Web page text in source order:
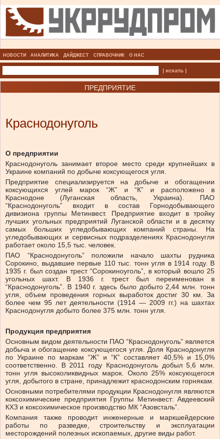
НОВОСТИ АНАЛИТИКА ДАЙДЖЕСТ СПРАВОЧНИК О НАС
| искать |
ПРЕДПРИЯТИЕ
Краснодонуголь
О предприятии
Краснодонуголь занимает второе место среди крупнейших в
Украине компаний по добыче коксующегося угля.
Предприятие специализируется на добыче и обогащении
коксующихся углей марок “Ж” и “К” и расположено в
Краснодоне (Луганская область, Украина). ПАО
“Краснодонуголь” входит в состав Горнодобывающего
дивизиона группы Метинвест. Предприятие входит в тройку
лучших угольных предприятий Луганской области и в десятку
самых больших угледобывающих компаний страны. На
угледобывающих и сервисных подразделениях Краснодонугля
работает около 15,5 тыс. человек.
ПАО “Краснодонуголь” положили начало шахты рудника
Сорокино, выдавшие первые 110 тыс. тонн угля в 1914 году. В
1935 г. был создан трест “Сорокиноуголь”, в который вошло 25
угольных шахт. В 1936 г. трест был переименован в
“Краснодонуголь”. В 1940 г. здесь было добыто 2,44 млн. тонн
угля, объем проведения горных выработок достиг 30 км. За
более чем 95 лет деятельности (1914 — 2009 гг.) на шахтах
Краснодонугля добыто более 375 млн. тонн угля.
Продукция предприятия
Основным видом деятельности ПАО “Краснодонуголь” является
добыча и обогащение коксующегося угля. Доля Краснодонугля
по Украине по маркам “Ж” и “К” составляет 40,5% и 15,0%
соответственно. В 2011 году Краснодонуголь добыл 5,6 млн.
тонн угля высоколиквидных марок. Около 25% коксующегося
угля, добытого в стране, принадлежит краснодонским горнякам.
Основными потребителями продукции Краснодонугля являются
коксохимические предприятия Группы Метинвест: Авдеевский
КХЗ и коксохимическое производство МК “Азовсталь”.
Компания также проводит инженерные и маркшейдерские
работы по разведке, строительству и эксплуатации
месторождений полезных ископаемых, другие виды работ.